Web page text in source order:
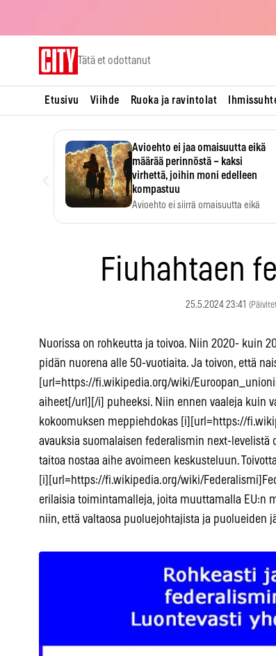
Tätä et odottanut
Etusivu Viihde Ruoka ja ravintolat
Avioehto ei jaa omaisuutta eikä
määrää perinnöstä – kaksi
virhettä, joihin moni edelleen
kompastuu
Avioehto ei siirrä omaisuutta eikä
Fiuhahtaen
25.5.2024 23:41
Nuorissa on rohkeutta ja toivoa. Niin 2020- kuin
pidän nuorena alle 50-vuotiaita. Ja toivon, että
[url=https://fi.wikipedia.org/wiki/
aiheet[/url][/i] puheeksi. Niin ennen vaaleja kuin
kokoomuksen meppiehdokas [i][url=https://
avauksia suomalaisen federalismin next-levelistä
taitoa nostaa aihe avoimeen keskusteluun.
[i][url=https://fi.wikipedia.org/wiki/
erilaisia toimintamalleja, joita muuttamalla EU:n
niin, että valtaosa puoluejohtajista ja puolueiden